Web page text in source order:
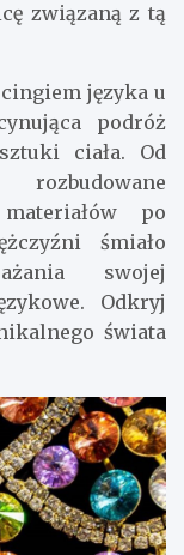
związaną z tą
języka u
podróż
ciała. Od
po
śmiało
swojej
Odkryj
świata